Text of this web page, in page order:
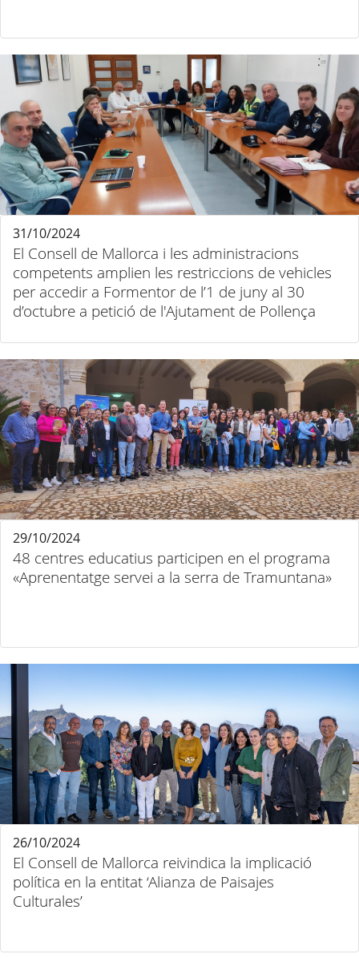
El Consell de Mallorca i les administracions
competents amplien les restriccions de vehicles
per accedir a Formentor de l’1 de juny al 30
d’octubre a petició de l'Ajutament de Pollença
31/10/2024
48 centres educatius participen en el programa
«Aprenentatge servei a la serra de Tramuntana»
29/10/2024
El Consell de Mallorca reivindica la implicació
política en la entitat ‘Alianza de Paisajes
Culturales’
26/10/2024